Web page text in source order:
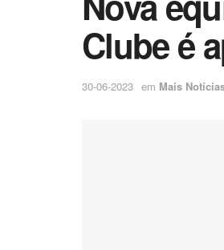
Clube é
30-06-2023 em Mais